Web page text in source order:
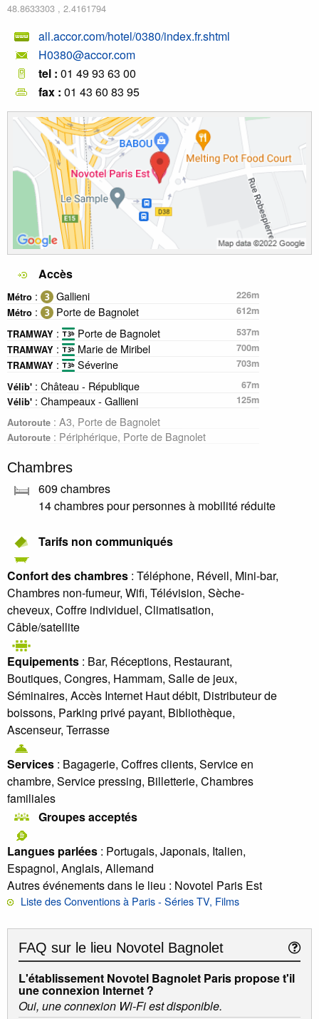
48.8633303 , 2.4161794
all.accor.com/hotel/0380/index.fr.shtml
H0380@accor.com
tel : 01 49 93 63 00
fax : 01 43 60 83 95
Accès
Métro : Gallieni
226m
Métro : Porte de Bagnolet
612m
TRAMWAY : Porte de Bagnolet
537m
TRAMWAY : Marie de Miribel
700m
TRAMWAY : Séverine
703m
Vélib' : Château - République
67m
Vélib' : Champeaux - Gallieni
125m
Autoroute : A3, Porte de Bagnolet
Autoroute : Périphérique, Porte de Bagnolet
Chambres
609 chambres
14 chambres pour personnes à mobilité réduite
Tarifs non communiqués
Confort des chambres : Téléphone, Réveil, Mini-bar,
Chambres non-fumeur, Wifi, Télévision, Sèche-
cheveux, Coffre individuel, Climatisation,
Câble/satellite
Equipements : Bar, Réceptions, Restaurant,
Boutiques, Congres, Hammam, Salle de jeux,
Séminaires, Accès Internet Haut débit, Distributeur de
boissons, Parking privé payant, Bibliothèque,
Ascenseur, Terrasse
Services : Bagagerie, Coffres clients, Service en
chambre, Service pressing, Billetterie, Chambres
familiales
Groupes acceptés
Langues parlées : Portugais, Japonais, Italien,
Espagnol, Anglais, Allemand
Autres événements dans le lieu : Novotel Paris Est
Liste des Conventions à Paris - Séries TV, Films
FAQ sur le lieu Novotel Bagnolet
L'établissement Novotel Bagnolet Paris propose t'il
une connexion Internet ?
Oui, une connexion Wi-Fi est disponible.